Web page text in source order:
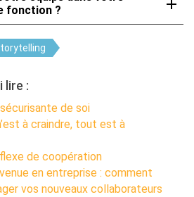
fonction ?
lire :
de soi
à craindre, tout est à
de coopération
en entreprise : comment
vos nouveaux collaborateurs